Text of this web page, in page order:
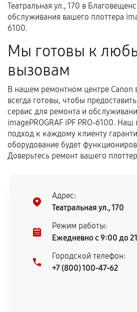
Театральная ул., 170 в
обслуживания вашего плоттера
6100.
Мы готовы к
вызовам
В нашем ремонтном центре Canon
всегда готовы, чтобы
сервис для ремонта и
imagePROGRAF iPF PRO-6100.
подход к каждому клиенту
оборудование будет
Доверьтесь ремонт вашего
Адрес:
Театральная ул., 170
Режим работы:
Ежедневно с 9:00 до
Городской телефон:
+7 (800) 100-47-62